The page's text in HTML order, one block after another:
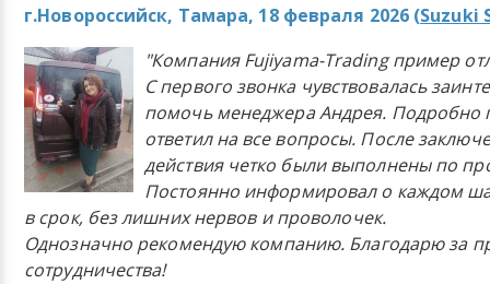
г.Новороссийск, Тамара, 18 февраля 2026 (Suzuki
"Компания Fujiyama-Trading пример
С первого звонка чувствовалась
помочь менеджера Андрея. Подробно
ответил на все вопросы. После
действия четко были выполнены по
Постоянно информировал о каждом
в срок, без лишних нервов и проволочек.
Однозначно рекомендую компанию. Благодарю за
сотрудничества!